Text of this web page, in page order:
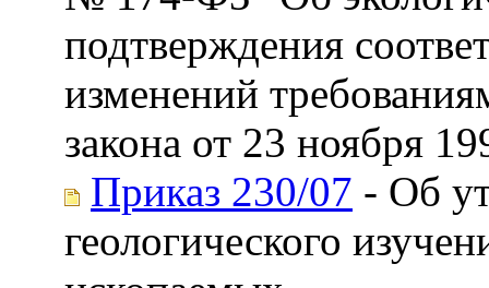
подтверждения
изменений
закона от 23 ноября
Приказ 230/07 - Об
геологического